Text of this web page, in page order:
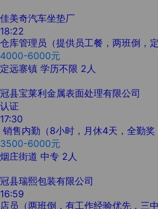
佳美奇汽车坐垫厂
18:22
仓库管理员（提供员工餐，两班倒，定
4000-6000元
定远寨镇 学历不限 2人
冠县宝莱利金属表面处理有限公司
认证
17:30
销售内勤（8小时，月休4天，全勤奖
3500-6000元
烟庄街道 中专 2人
冠县瑞熙包装有限公司
16:59
店员（两班倒，有工作经验优先，三中